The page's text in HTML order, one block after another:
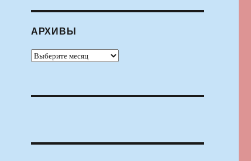
АРХИВЫ
Архивы